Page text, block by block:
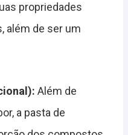
propriedades
além de ser um
Além de
a pasta de